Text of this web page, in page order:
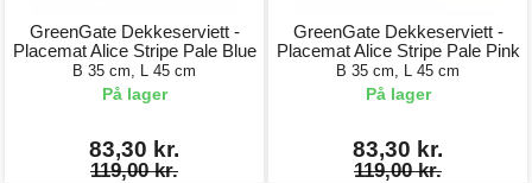
GreenGate Dekkeserviett -
Placemat Alice Stripe Pale Blue
B 35 cm, L 45 cm
På lager
83,30 kr.
119,00 kr.
GreenGate Dekkeserviett -
Placemat Alice Stripe Pale Pink
B 35 cm, L 45 cm
På lager
83,30 kr.
119,00 kr.